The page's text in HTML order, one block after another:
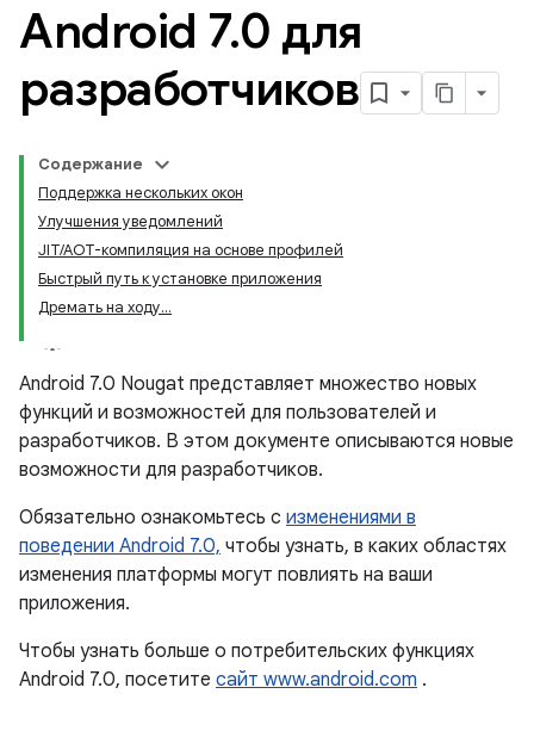
Android 7.0 для
разработчиков
Содержание
Поддержка нескольких окон
Улучшения уведомлений
JIT/AOT-компиляция на основе профилей
Быстрый путь к установке приложения
Дремать на ходу...
Android 7.0 Nougat представляет множество новых
функций и возможностей для пользователей и
разработчиков. В этом документе описываются новые
возможности для разработчиков.
Обязательно ознакомьтесь с изменениями в
поведении Android 7.0, чтобы узнать, в каких областях
изменения платформы могут повлиять на ваши
приложения.
Чтобы узнать больше о потребительских функциях
Android 7.0, посетите сайт www.android.com .